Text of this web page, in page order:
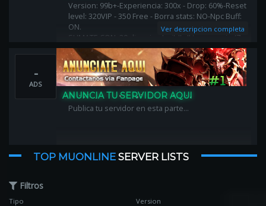
Version: 99b+-Experiencia: 300x - Drop: 60%-Reset
level: 320VIP - 350 Free - Borra stats: NO-Npc Buff:
ON.
SUMATE CON: 20 dias vip - buildfull temporario (7
dias) - alas comunes - 10 mil puntos - 20kk zen -
autoattck - offattack - autoreset ON
Ver descripcion completa
-
ADS
ANUNCIA TU SERVIDOR AQUI
Publica tu servidor en esta parte...
TOP MUONLINESERVER LISTS
Filtros
Tipo Version